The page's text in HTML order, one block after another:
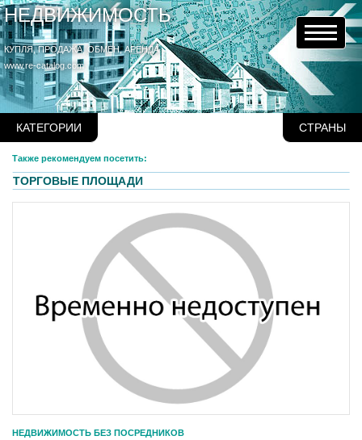
НЕДВИЖИМОСТЬ
КУПЛЯ, ПРОДАЖА, ОБМЕН, АРЕНДА
www.re-catalog.com
КАТЕГОРИИ СТРАНЫ
Также рекомендуем посетить:
ТОРГОВЫЕ ПЛОЩАДИ
НЕДВИЖИМОСТЬ БЕЗ ПОСРЕДНИКОВ